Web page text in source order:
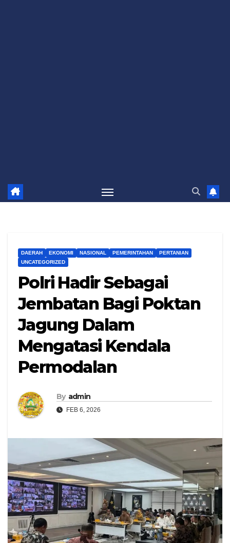
DAERAH EKONOMI NASIONAL PEMERINTAHAN
PERTANIAN
UNCATEGORIZED
Polri Hadir Sebagai
Jembatan Bagi Poktan
Jagung Dalam
Mengatasi Kendala
Permodalan
By admin
FEB 6, 2026